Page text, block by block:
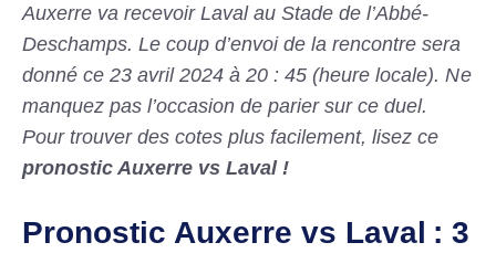
Auxerre va recevoir Laval au Stade de l’Abbé-
Deschamps. Le coup d’envoi de la rencontre sera
donné ce 23 avril 2024 à 20 : 45 (heure locale). Ne
manquez pas l’occasion de parier sur ce duel.
Pour trouver des cotes plus facilement, lisez ce
pronostic Auxerre vs Laval !
Pronostic Auxerre vs Laval : 3